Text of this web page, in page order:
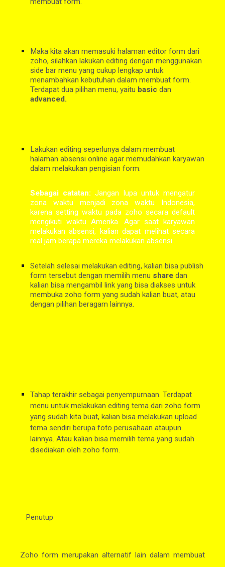
Maka kita akan memasuki halaman editor form dari
zoho, silahkan lakukan editing dengan menggunakan
side bar menu yang cukup lengkap untuk
menambahkan kebutuhan dalam membuat form.
Terdapat dua pilihan menu, yaitu basic
advanced.
Lakukan editing seperlunya dalam membuat
halaman absensi online agar memudahkan karyawan
dalam melakukan pengisian form.
Sebagai catatan: Jangan lupa untuk mengatur
zona waktu menjadi zona waktu Indonesia,
karena setting waktu pada zoho secara default
mengikuti waktu Amerika. Agar saat karyawan
melakukan absensi, kalian dapat melihat secara
real jam berapa mereka melakukan absensi.
Setelah selesai melakukan editing, kalian bisa publish
form tersebut dengan memilih menu share dan
kalian bisa mengambil link yang bisa diakses untuk
membuka zoho form yang sudah kalian buat, atau
dengan pilihan beragam lainnya.
Tahap terakhir sebagai penyempurnaan. Terdapat
menu untuk melakukan editing tema dari zoho form
yang sudah kita buat, kalian bisa melakukan upload
tema sendiri berupa foto perusahaan ataupun
lainnya. Atau kalian bisa memilih tema yang sudah
disediakan oleh zoho form.
Penutup
Zoho form merupakan alternatif lain dalam membuat